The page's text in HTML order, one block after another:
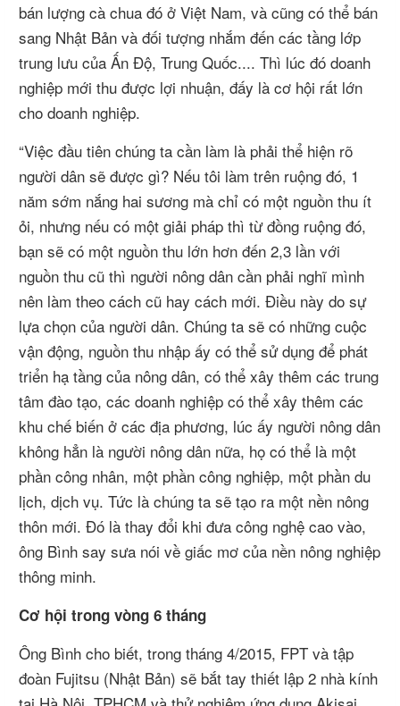
bán lượng cà chua đó ở Việt Nam, và cũng có thể bán
sang Nhật Bản và đối tượng nhắm đến các tầng lớp
trung lưu của Ấn Độ, Trung Quốc.... Thì lúc đó doanh
nghiệp mới thu được lợi nhuận, đấy là cơ hội rất lớn
cho doanh nghiệp.
“Việc đầu tiên chúng ta cần làm là phải thể hiện rõ
người dân sẽ được gì? Nếu tôi làm trên ruộng đó, 1
năm sớm nắng hai sương mà chỉ có một nguồn thu ít
ỏi, nhưng nếu có một giải pháp thì từ đồng ruộng đó,
bạn sẽ có một nguồn thu lớn hơn đến 2,3 lần với
nguồn thu cũ thì người nông dân cần phải nghĩ mình
nên làm theo cách cũ hay cách mới. Điều này do sự
lựa chọn của người dân. Chúng ta sẽ có những cuộc
vận động, nguồn thu nhập ấy có thể sử dụng để phát
triển hạ tầng của nông dân, có thể xây thêm các trung
tâm đào tạo, các doanh nghiệp có thể xây thêm các
khu chế biến ở các địa phương, lúc ấy người nông dân
không hẳn là người nông dân nữa, họ có thể là một
phần công nhân, một phần công nghiệp, một phần du
lịch, dịch vụ. Tức là chúng ta sẽ tạo ra một nền nông
thôn mới. Đó là thay đổi khi đưa công nghệ cao vào,
ông Bình say sưa nói về giấc mơ của nền nông nghiệp
thông minh.
Cơ hội trong vòng 6 tháng
Ông Bình cho biết, trong tháng 4/2015, FPT và tập
đoàn Fujitsu (Nhật Bản) sẽ bắt tay thiết lập 2 nhà kính